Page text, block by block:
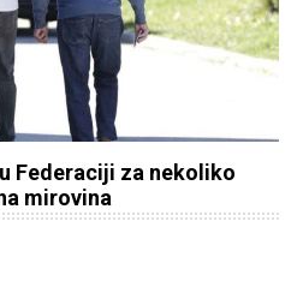
Federaciji za nekoliko
mirovina